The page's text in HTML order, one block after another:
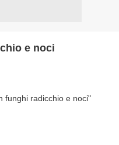
e noci